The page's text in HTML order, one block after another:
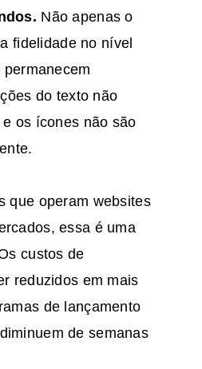
Não apenas o
fidelidade no nível
do texto não
os ícones não são
que operam websites
essa é uma
custos de
reduzidos em mais
de lançamento
de semanas